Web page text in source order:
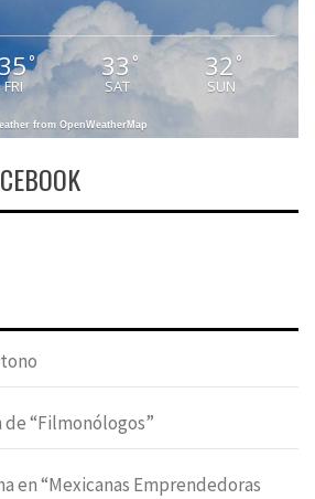
35°
FRI
33 °
SAT
32 °
SUN
from OpenWeatherMap
“Filmonólogos”
en “Mexicanas Emprendedoras